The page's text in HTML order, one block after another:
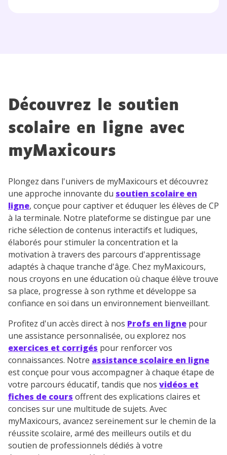
Découvrez le soutien
scolaire en ligne avec
myMaxicours
Plongez dans l'univers de myMaxicours et découvrez
une approche innovante du soutien scolaire en
ligne, conçue pour captiver et éduquer les élèves de CP
à la terminale. Notre plateforme se distingue par une
riche sélection de contenus interactifs et ludiques,
élaborés pour stimuler la concentration et la
motivation à travers des parcours d'apprentissage
adaptés à chaque tranche d'âge. Chez myMaxicours,
nous croyons en une éducation où chaque élève trouve
sa place, progresse à son rythme et développe sa
confiance en soi dans un environnement bienveillant.
Profitez d'un accès direct à nos Profs en ligne pour
une assistance personnalisée, ou explorez nos
exercices et corrigés pour renforcer vos
connaissances. Notre assistance scolaire en ligne
est conçue pour vous accompagner à chaque étape de
votre parcours éducatif, tandis que nos vidéos et
fiches de cours offrent des explications claires et
concises sur une multitude de sujets. Avec
myMaxicours, avancez sereinement sur le chemin de la
réussite scolaire, armé des meilleurs outils et du
soutien de professionnels dédiés à votre